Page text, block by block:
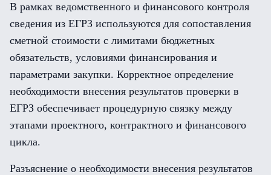
В рамках ведомственного и финансового контроля
сведения из ЕГРЗ используются для сопоставления
сметной стоимости с лимитами бюджетных
обязательств, условиями финансирования и
параметрами закупки. Корректное определение
необходимости внесения результатов проверки в
ЕГРЗ обеспечивает процедурную связку между
этапами проектного, контрактного и финансового
цикла.
Разъяснение о необходимости внесения результатов